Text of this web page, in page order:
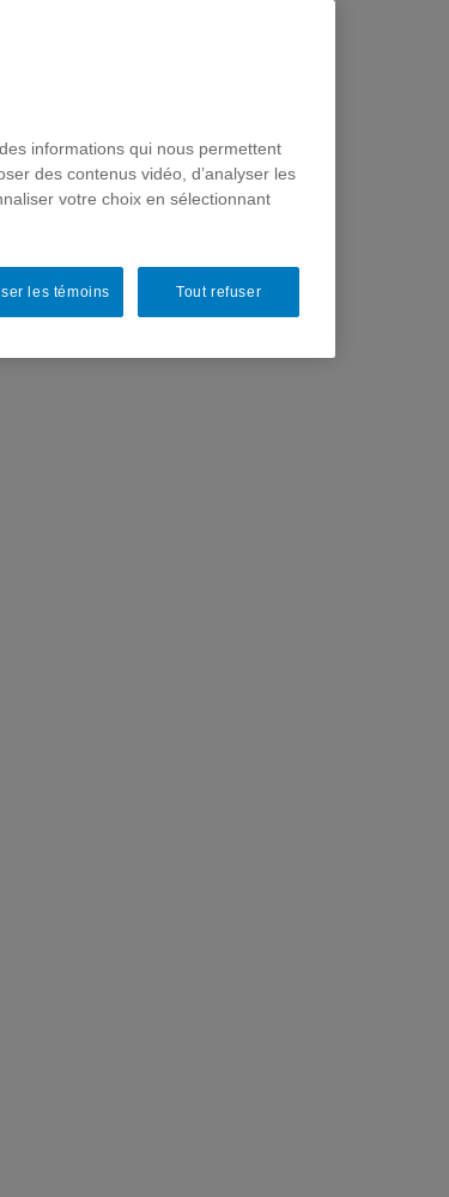
informations qui nous permettent
des contenus vidéo, d’analyser les
votre choix en sélectionnant
Tout refuser
les témoins